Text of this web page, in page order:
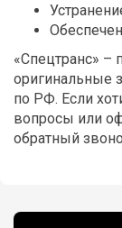
«Спецтранс» –
оригинальные
по РФ. Если
вопросы или
обратный